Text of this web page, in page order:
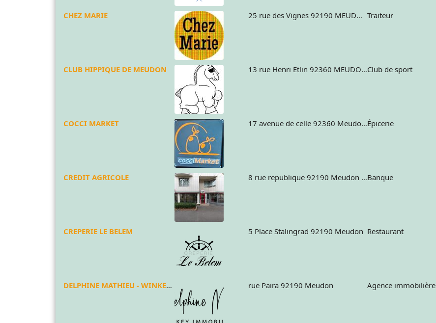
CHEZ MARIE 25 rue des Vignes 92190 MEUDON France Traiteur
CLUB HIPPIQUE DE MEUDON 13 rue Henri Etlin 92360 MEUDON LA FORET FranceClub de sport
COCCI MARKET 17 avenue de celle 92360 Meudon la forêt FranceÉpicerie
CREDIT AGRICOLE 8 rue republique 92190 Meudon FranceBanque
CREPERIE LE BELEM 5 Place Stalingrad 92190 Meudon Restaurant
DELPHINE MATHIEU - WINKEY IMMOBILIER rue Paira 92190 Meudon Agence immobilière